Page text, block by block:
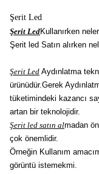
Şerit Led
Şerit LedKullanırken
Şerit led Satın alırken
Şerit Led Aydınlatma
ürünüdür.Gerek
tüketimindeki kazancı
artan bir teknolojidir.
Şerit led satın almadan
çok önemlidir.
Örneğin Kullanım
görüntü istemekmi.